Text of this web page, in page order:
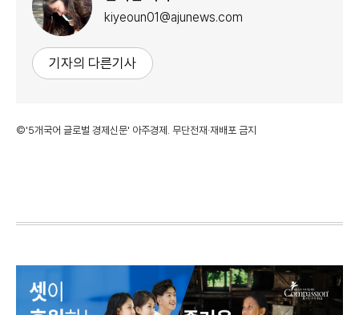
kiyeoun01@ajunews.com
기자의 다른기사
©'5개국어 글로벌 경제신문' 아주경제. 무단전재·재배포 금지